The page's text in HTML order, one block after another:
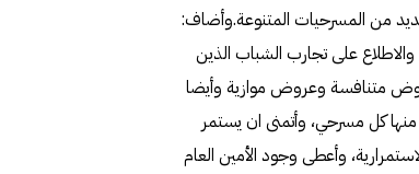
من المسرحيات المتنوعة.وأضاف:
على تجارب الشباب الذين
متنافسة وعروض موازية وأيضا
كل مسرحي، وأتمنى ان يستمر
وأعطى وجود الأمين العام